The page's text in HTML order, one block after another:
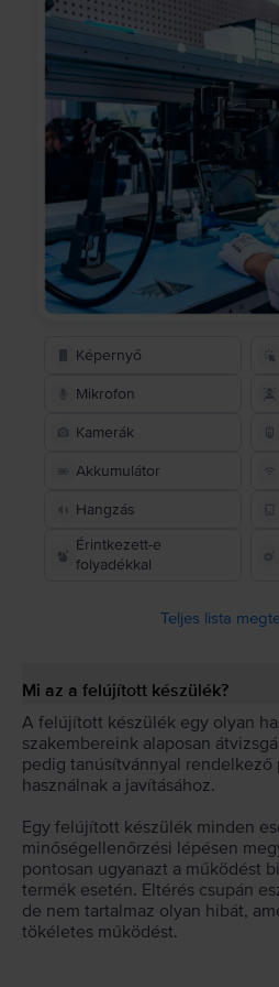
Képernyő
Mikrofon
Kamerák
Akkumulátor
Hangzás
Érintkezett-e
folyadékkal
Teljes lista
Mi az a felújított készülék?
A felújított készülék egy olyan
szakembereink alaposan
pedig tanúsítvánnyal rendelkező
használnak a javításához.
Egy felújított készülék minden
minőségellenőrzési lépésen
pontosan ugyanazt a működést
termék esetén. Eltérés csupán
de nem tartalmaz olyan hibát,
tökéletes működést.